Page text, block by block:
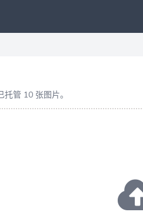
管 10 张图片。